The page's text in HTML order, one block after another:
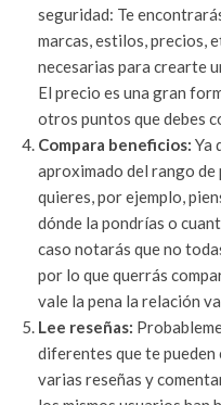
seguridad: Te
marcas, estilos, precios,
necesarias para crearte
El precio es una gran
otros puntos que debes
Compara beneficios: Ya
aproximado del rango de
quieres, por ejemplo,
dónde la pondrías o
caso notarás que no
por lo que querrás
vale la pena la relación
Lee reseñas:
diferentes que te
varias reseñas y